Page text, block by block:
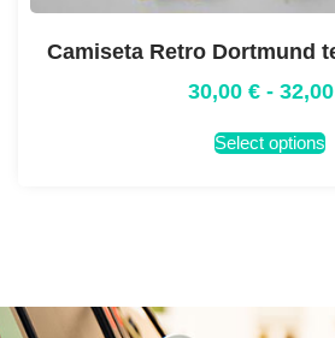
Camiseta Retro Dortmund
30,00 € - 32,00
Select options